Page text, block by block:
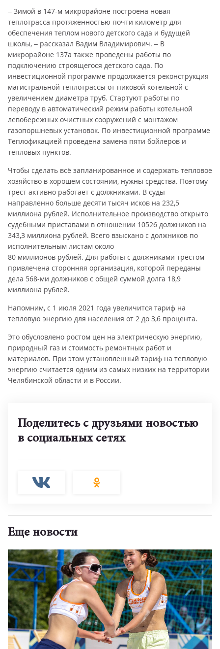
– Зимой в 147-м микрорайоне построена новая
теплотрасса протяжённостью почти километр для
обеспечения теплом нового детского сада и будущей
школы, – рассказал Вадим Владимирович. – В
микрорайоне 137а также проведены работы по
подключению строящегося детского сада. По
инвестиционной программе продолжается реконструкция
магистральной теплотрассы от пиковой котельной с
увеличением диаметра труб. Стартуют работы по
переводу в автоматический режим работы котельной
левобережных очистных сооружений с монтажом
газопоршневых установок. По инвестиционной программе
Теплофикацией проведена замена пяти бойлеров и
тепловых пунктов.
Чтобы сделать всё запланированное и содержать тепловое
хозяйство в хорошем состоянии, нужны средства. Поэтому
трест активно работает с должниками. В суды
направленно больше десяти тысяч исков на 232,5
миллиона рублей. Исполнительное производство открыто
судебными приставами в отношении 10526 должников на
343,3 миллиона рублей. Всего взыскано с должников по
исполнительным листам около
80 миллионов рублей. Для работы с должниками трестом
привлечена сторонняя организация, которой переданы
дела 568-ми должников с общей суммой долга 18,9
миллиона рублей.
Напомним, с 1 июля 2021 года увеличится тариф на
тепловую энергию для населения от 2 до 3,6 процента.
Это обусловлено ростом цен на электрическую энергию,
природный газ и стоимость ремонтных работ и
материалов. При этом установленный тариф на тепловую
энергию считается одним из самых низких на территории
Челябинской области и в России.
Поделитесь с друзьями новостью
в социальных сетях
Еще новости